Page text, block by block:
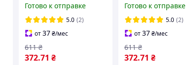
белье базовый
комбидресс для
коррекции фигуры
открытая спинка S
Готово к отправке
5.0 (2)
от37₴/мес
372.71 ₴
611 ₴
белье базовый
комбидресс для
коррекции фигуры
открытая спинка
Готово к отправке
5.0 (2)
от37 ₴/мес
372.71 ₴
611 ₴